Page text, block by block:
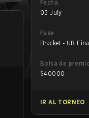
Fecha
05 July
Fase
Bracket - UB
Bolsa de
$40000
IR AL TORNEO